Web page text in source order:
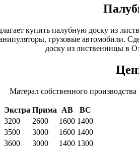
купить палубную доску из
грузовые автомобили.
доску из лиственницы в
Матерал собственного
Экстра Прима АВ
ВС
3200 2600 1600 1400
3500 3000 1600 1400
3600 3000 1400 1300